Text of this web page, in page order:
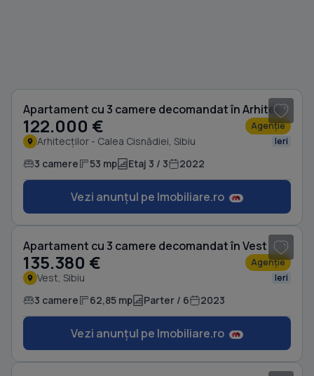
Apartament cu 3 camere decomandat în Arhitecților - Calea Cisnădiei
122.000 € Agenție
Arhitecților - Calea Cisnădiei, Sibiu Ieri
3 camere 53 mp Etaj 3 / 3 2022
Vezi anunțul pe Imobiliare.ro
Apartament cu 3 camere decomandat în Vest
135.380 € Agenție
Vest, Sibiu Ieri
3 camere 62,85 mp Parter / 6 2023
Vezi anunțul pe Imobiliare.ro